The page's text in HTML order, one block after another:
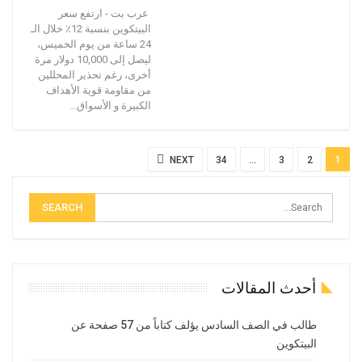
عرب بت - ارتفع سعر
البيتكوين بنسبة 12٪ خلال الـ
24 ساعة من يوم الخميس،
ليصل إلى 10,000 دولار مرة
أخرى، رغم تحذير المحللين
من مقاومة قوية الأهداف
الكبيرة و الأسواق…
1
2
3
…
34
NEXT
أحدث المقالات
طالب في الصف السادس يؤلف كتاباً من 57 صفحة عن
البيتكوين